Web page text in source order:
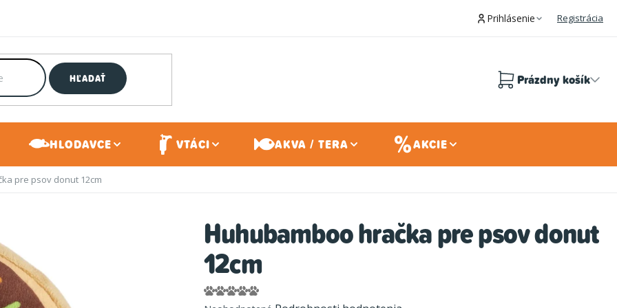
Prihlásenie Registrácia
HĽADAŤ Prázdny košík
HLODAVCE VTÁCI AKVA / TERA AKCIE
pre psov donut 12cm
Huhubamboo hračka pre psov donut
12cm
Priemerné